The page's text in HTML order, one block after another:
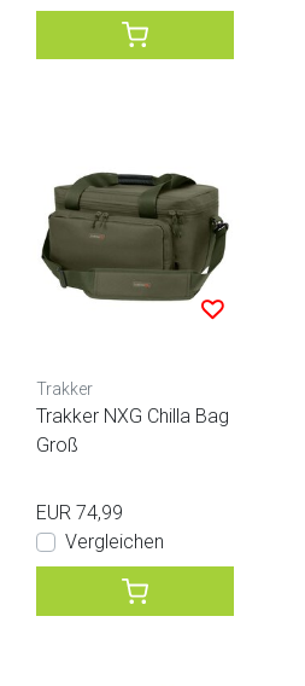
Trakker
Trakker NXG Chilla Bag
Groß
EUR 74,99
Vergleichen